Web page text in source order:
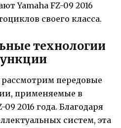
Yamaha FZ-09 2016
своего класса.
технологии
передовые
применяемые в
2016 года. Благодаря
систем, эта